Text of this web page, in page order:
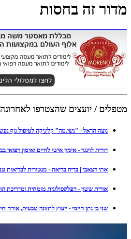
מדור זה בחסות
מטפלים / יועצים שהצטרפו לאחרונה
נועה הראל - "נשי.מה" קליניקה לטיפול גוף
דורית לוינגר - אימון אישי לחיים ואימון רפואי
אתי רצאבי | בריה בריאה - מנטורית לבריאות
אורית ששון - רפלקסולוגית מומחית ומדריכת
שני בן נתן חיימי - ייעוץ לתזונה טבעית, אורח